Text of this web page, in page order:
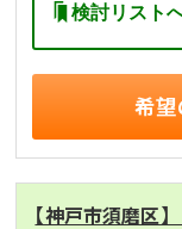
検討リスト
希
【神戸市須磨区